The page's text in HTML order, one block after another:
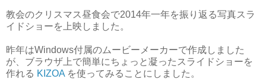
教会のクリスマス昼食会で2014年一年を振り返る写真スラ
イドショーを上映しました。
昨年はWindows付属のムービーメーカーで作成しました
が、ブラウザ上で簡単にちょっと凝ったスライドショーを
作れる KIZOA を使ってみることにしました。